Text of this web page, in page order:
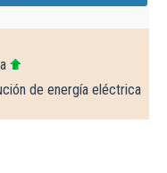
de energía eléctrica